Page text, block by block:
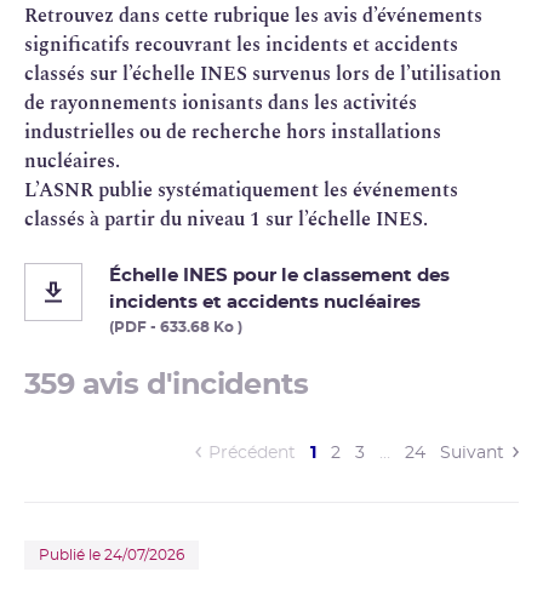
Retrouvez dans cette rubrique les avis d’événements
significatifs recouvrant les incidents et accidents
classés sur l’échelle INES survenus lors de l’utilisation
de rayonnements ionisants dans les activités
industrielles ou de recherche hors installations
nucléaires.
L’ASNR publie systématiquement les événements
classés à partir du niveau 1 sur l’échelle INES.
Échelle INES pour le classement des
incidents et accidents nucléaires
(PDF - 633.68 Ko )
359 avis d'incidents
Précédent 1 (current)
2 3 … 24 Suivant
Publié le 24/07/2026